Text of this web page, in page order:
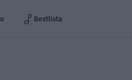
Bestlista